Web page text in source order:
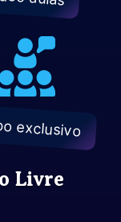
exclusivo
Livre